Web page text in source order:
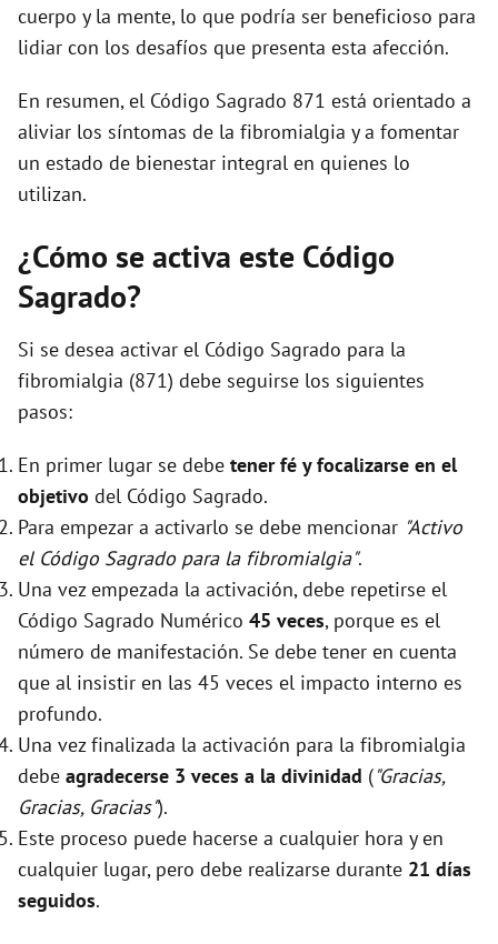
cuerpo y la mente, lo que podría ser beneficioso para
lidiar con los desafíos que presenta esta afección.
En resumen, el Código Sagrado 871 está orientado a
aliviar los síntomas de la fibromialgia y a fomentar
un estado de bienestar integral en quienes lo
utilizan.
¿Cómo se activa este Código
Sagrado?
Si se desea activar el Código Sagrado para la
fibromialgia (871) debe seguirse los siguientes
pasos:
En primer lugar se debe tener fé y focalizarse en el
objetivo del Código Sagrado.
Para empezar a activarlo se debe mencionar "Activo
el Código Sagrado para la fibromialgia".
Una vez empezada la activación, debe repetirse el
Código Sagrado Numérico 45 veces, porque es el
número de manifestación. Se debe tener en cuenta
que al insistir en las 45 veces el impacto interno es
profundo.
Una vez finalizada la activación para la fibromialgia
debe agradecerse 3 veces a la divinidad ("Gracias,
Gracias, Gracias").
Este proceso puede hacerse a cualquier hora y en
cualquier lugar, pero debe realizarse durante 21 días
seguidos.